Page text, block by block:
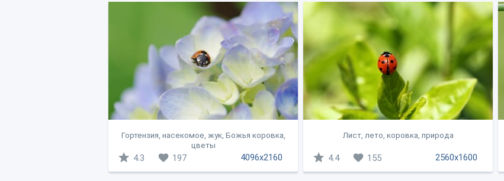
Гортензия, насекомое, жук, Божья коровка,
цветы
4096x2160
4.3 197
Лист, лето, коровка, природа
2560x1600
4.4 155